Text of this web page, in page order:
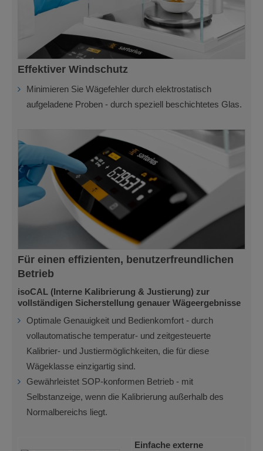
Effektiver Windschutz
Minimieren Sie Wägefehler durch elektrostatisch
aufgeladene Proben - durch speziell beschichtetes Glas.
Für einen effizienten, benutzerfreundlichen
Betrieb
isoCAL (Interne Kalibrierung & Justierung) zur
vollständigen Sicherstellung genauer Wägeergebnisse
Optimale Genauigkeit und Bedienkomfort - durch
vollautomatische temperatur- und zeitgesteuerte
Kalibrier- und Justiermöglichkeiten, die für diese
Wägeklasse einzigartig sind.
Gewährleistet SOP-konformen Betrieb - mit
Selbstanzeige, wenn die Kalibrierung außerhalb des
Normalbereichs liegt.
Einfache externe